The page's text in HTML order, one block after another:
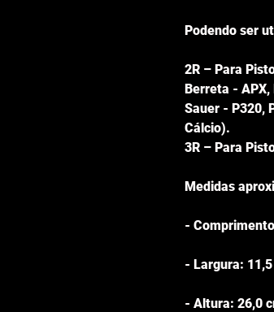
Podendo ser
2R – Para
Berreta - APX,
Sauer - P320,
Cálcio).
3R – Para
Medidas
-
- Largura:
- Altura: 26,0